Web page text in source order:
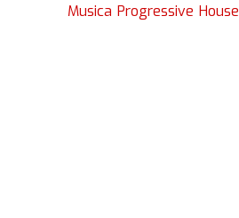
Musica Progressive House